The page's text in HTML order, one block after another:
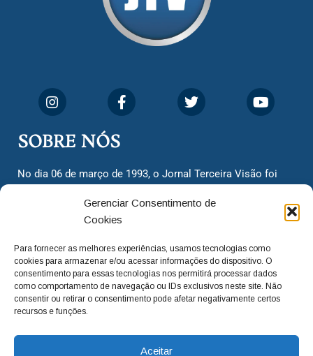
Gerenciar Consentimento de
Cookies
Para fornecer as melhores experiências, usamos tecnologias como
cookies para armazenar e/ou acessar informações do dispositivo. O
consentimento para essas tecnologias nos permitirá processar dados
como comportamento de navegação ou IDs exclusivos neste site. Não
consentir ou retirar o consentimento pode afetar negativamente certos
recursos e funções.
Aceitar
SOBRE NÓS
No dia 06 de março de 1993, o Jornal Terceira Visão foi
cidadãos valinhenses, já que naquela época só existiam
dois jornais. Há mais de 30 anos, o jornal continua
com o foco de trazer as melhores notícias. Nunca
deixamos de lado as necessidades do cidadão, sempre
questionando os órgãos públicos em busca de melhorias
para a cidade e sempre cobrando resoluções para casos